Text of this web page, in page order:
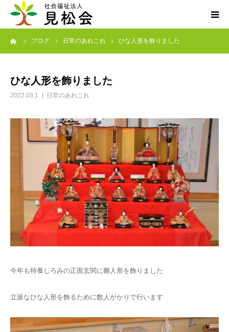
ブログ 日常のあれこれ ひな人形を飾りました
ひな人形を飾りました
2022.03.1 日常のあれこれ
今年も特養しろみの正面玄関に雛人形を飾りました
立派なひな人形を飾るために数人がかりで行います
ブログ
求人・ボランティア
アクセス
お知らせ